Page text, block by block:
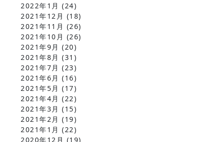
2022年1月 (24)
2021年12月 (18)
2021年11月 (26)
2021年10月 (26)
2021年9月 (20)
2021年8月 (31)
2021年7月 (23)
2021年6月 (16)
2021年5月 (17)
2021年4月 (22)
2021年3月 (15)
2021年2月 (19)
2021年1月 (22)
2020年12月 (19)